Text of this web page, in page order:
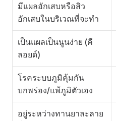
มีแผลอักเสบหรือสิว
อักเสบในบริเวณที่จะทำ
เป็นแผลเป็นนูนง่าย (คี
ลอยด์)
โรคระบบภูมิคุ้มกัน
บกพร่อง/แพ้ภูมิตัวเอง
อยู่ระหว่างทานยาละลาย